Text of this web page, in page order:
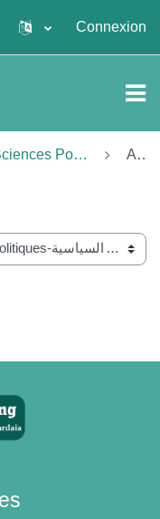
Connexion
Faculté des Droits et des Sciences Politiques-كلية الحقوق والعلوم السياسية Archives
DES COURS